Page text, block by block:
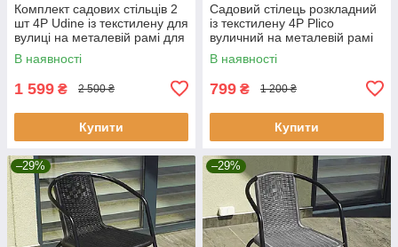
Комплект садових стільців 2
шт 4P Udine із текстилену для
вулиці на металевій рамі для
саду, тераси, балкона Ч
В наявності
1 599 ₴ 2 500 ₴
Купити
Садовий стілець розкладний
із текстилену 4P Plico
вуличний на металевій рамі
для саду, тераси, балкона,
кафе Чорний
В наявності
799 ₴ 1 200 ₴
Купити
–29% –29%